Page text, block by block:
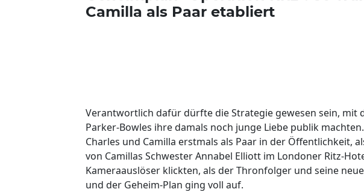
Camilla als Paar etabliert
Verantwortlich dafür dürfte die Strategie gewesen sein, mit
Parker-Bowles ihre damals noch junge Liebe publik
Charles und Camilla erstmals als Paar in der Öffentlichkeit,
von Camillas Schwester Annabel Elliott im Londoner Ritz-
Kameraauslöser klickten, als der Thronfolger und seine
und der Geheim-Plan ging voll auf.